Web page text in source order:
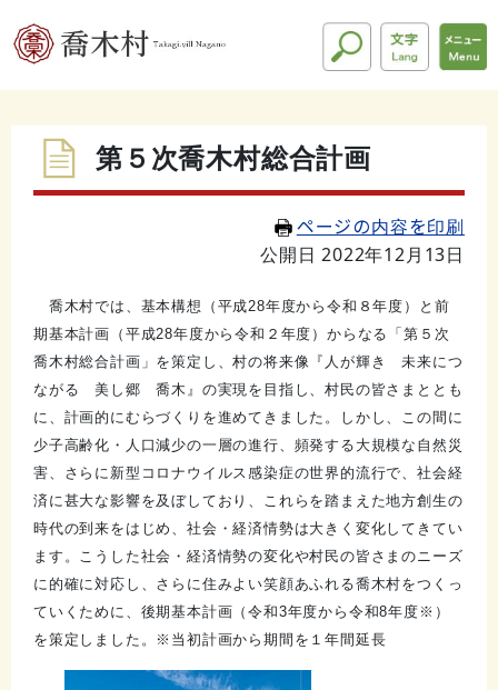
第５次喬木村総合計画
ページの内容を印刷
公開日 2022年12月13日
喬木村では、基本構想（平成28年度から令和８年度）と前
期基本計画（平成28年度から令和２年度）からなる「第５次
喬木村総合計画」を策定し、村の将来像『人が輝き 未来につ
ながる 美し郷 喬木』の実現を目指し、村民の皆さまととも
に、計画的にむらづくりを進めてきました。しかし、この間に
少子高齢化・人口減少の一層の進行、頻発する大規模な自然災
害、さらに新型コロナウイルス感染症の世界的流行で、社会経
済に甚大な影響を及ぼしており、これらを踏まえた地方創生の
時代の到来をはじめ、社会・経済情勢は大きく変化してきてい
ます。こうした社会・経済情勢の変化や村民の皆さまのニーズ
に的確に対応し、さらに住みよい笑顔あふれる喬木村をつくっ
ていくために、後期基本計画（令和3年度から令和8年度※）
を策定しました。※当初計画から期間を１年間延長